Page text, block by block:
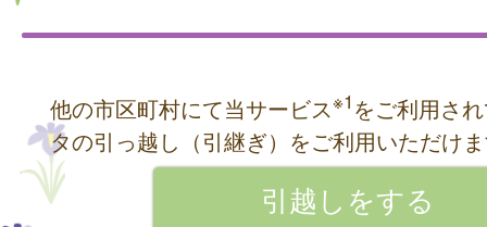
他の市区町村にて当サービス※1 をご利用さ
タの引っ越し（引継ぎ）をご利用いただけ